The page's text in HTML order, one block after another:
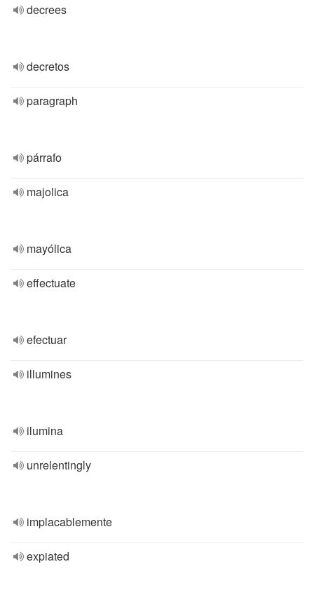
decrees
decretos
paragraph
párrafo
majolica
mayólica
effectuate
efectuar
illumines
ilumina
unrelentingly
implacablemente
expiated